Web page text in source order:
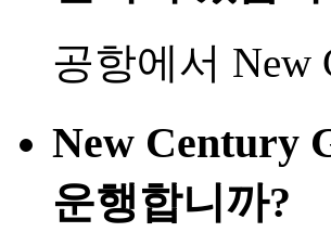
공항에서 New
New Century
운행합니까?